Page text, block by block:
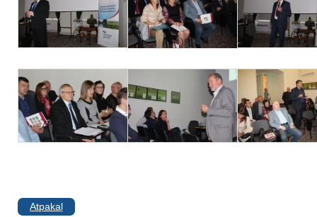
Atpakaļ